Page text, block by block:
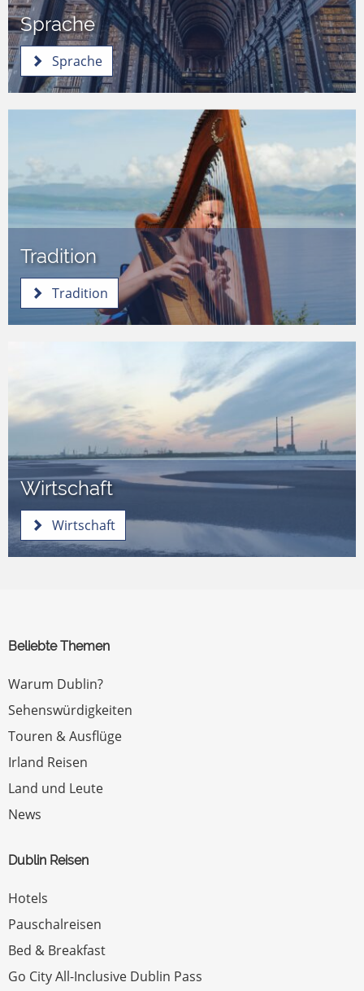
Sprache
Sprache
Tradition
Tradition
Wirtschaft
Wirtschaft
Beliebte Themen
Warum Dublin?
Sehenswürdigkeiten
Touren & Ausflüge
Irland Reisen
Land und Leute
News
Dublin Reisen
Hotels
Pauschalreisen
Bed & Breakfast
Go City All-Inclusive Dublin Pass